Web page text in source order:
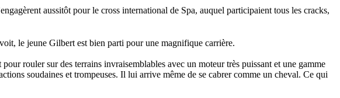
aussitôt pour le cross international de Spa, auquel participaient tous les cracks,
le jeune Gilbert est bien parti pour une magnifique carrière.
rouler sur des terrains invraisemblables avec un moteur très puissant et une gamme
soudaines et trompeuses. Il lui arrive même de se cabrer comme un cheval. Ce qui